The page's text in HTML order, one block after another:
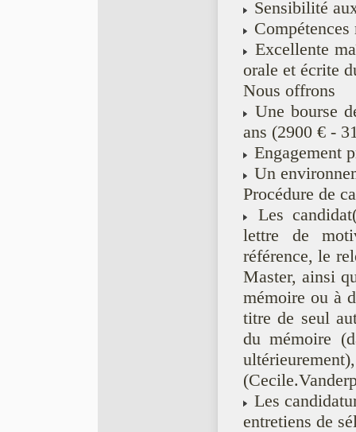
Sensibilité
Excellente
orale et écrite
Nous offrons
Une bourse
ans (2900 € -
Engagement
Un
Procédure de
Les
lettre de
référence, le
Master, ainsi
mémoire ou à
titre de seul
du mémoire
Les
entretiens de